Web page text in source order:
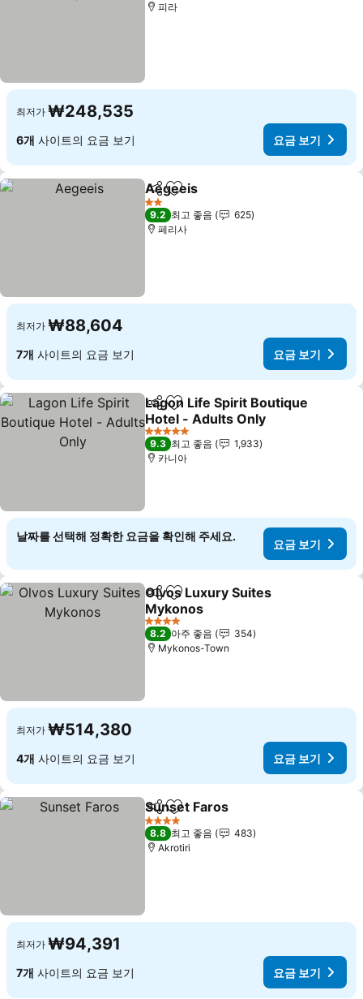
피라
최저가 ₩248,535
6개 사이트의 요금 보기 요금 보기
공유 즐겨찾기에 추가
Aegeeis
2 성급
9.2 최고 좋음
625
페리사
최저가 ₩88,604
7개 사이트의 요금 보기 요금 보기
공유 즐겨찾기에 추가
Lagon Life Spirit Boutique
Hotel - Adults Only
요금 보기
5 성급
9.3 최고 좋음
1,933
카니아
날짜를 선택해 정확한 요금을 확인해 주세요.
요금 보기
공유 즐겨찾기에 추가
Olvos Luxury Suites
Mykonos
요금 보기
4 성급
8.2 아주 좋음
354
Mykonos-Town
최저가 ₩514,380
4개 사이트의 요금 보기 요금 보기
공유 즐겨찾기에 추가
Sunset Faros
4 성급
8.8 최고 좋음
483
Akrotiri
최저가 ₩94,391
7개 사이트의 요금 보기 요금 보기